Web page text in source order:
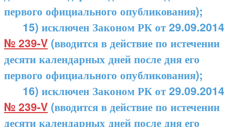
первого официального опубликования);
15) исключен Законом РК от 29.09.2014
№ 239-V (вводится в действие по истечении
десяти календарных дней после дня его
первого официального опубликования);
16) исключен Законом РК от 29.09.2014
№ 239-V (вводится в действие по истечении
десяти календарных дней после дня его